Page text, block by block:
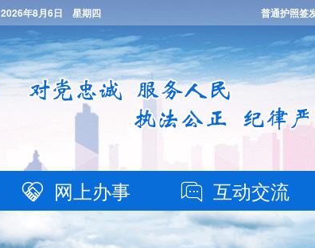
普通护照签
2026年8月6日 星期四
网上办事 互动交流